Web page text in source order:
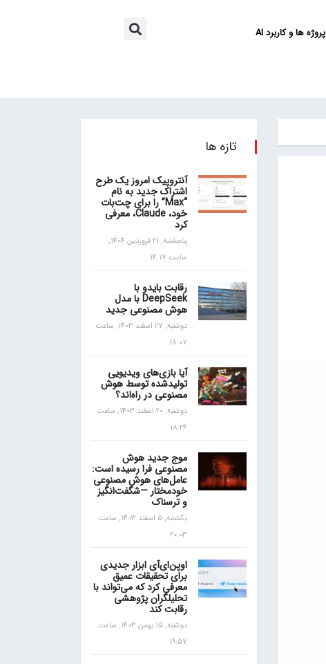
پروژه ها و کاربرد AI
تازه ها
آنتروپیک امروز یک طرح
اشتراک جدید به نام
“Max” را برای چت‌بات
خود، Claude، معرفی
کرد
پنجشنبه, 21 فروردین 1404,
ساعت 14:17
رقابت بایدو با
DeepSeek با مدل
هوش مصنوعی جدید
دوشنبه, 27 اسفند 1403, ساعت
18:07
آیا بازی‌های ویدیویی
تولیدشده توسط هوش
مصنوعی در راه‌اند؟
دوشنبه, 20 اسفند 1403, ساعت
18:24
موج جدید هوش
مصنوعی فرا رسیده است:
عامل‌های هوش مصنوعی
خودمختار —شگفت‌انگیز
و ترسناک
یکشنبه, 5 اسفند 1403, ساعت
20:03
اوپن‌ای‌آی ابزار جدیدی
برای تحقیقات عمیق
معرفی کرد که می‌تواند با
تحلیلگران پژوهشی
رقابت کند
دوشنبه, 15 بهمن 1403, ساعت
19:57